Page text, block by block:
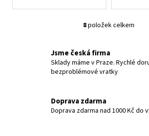
O
l
á
d
p
8položek celkem
Jsme česká firma
Sklady máme v Praze. Rychlé
bezproblémové vratky
Doprava zdarma
Doprava zdarma nad 1000 Kč do